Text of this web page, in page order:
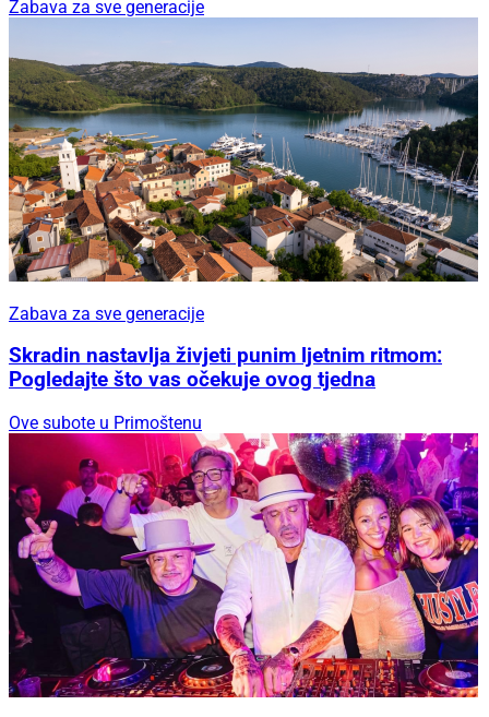
Zabava za sve generacije
Zabava za sve generacije
Skradin nastavlja živjeti punim ljetnim ritmom:
Pogledajte što vas očekuje ovog tjedna
Ove subote u Primoštenu